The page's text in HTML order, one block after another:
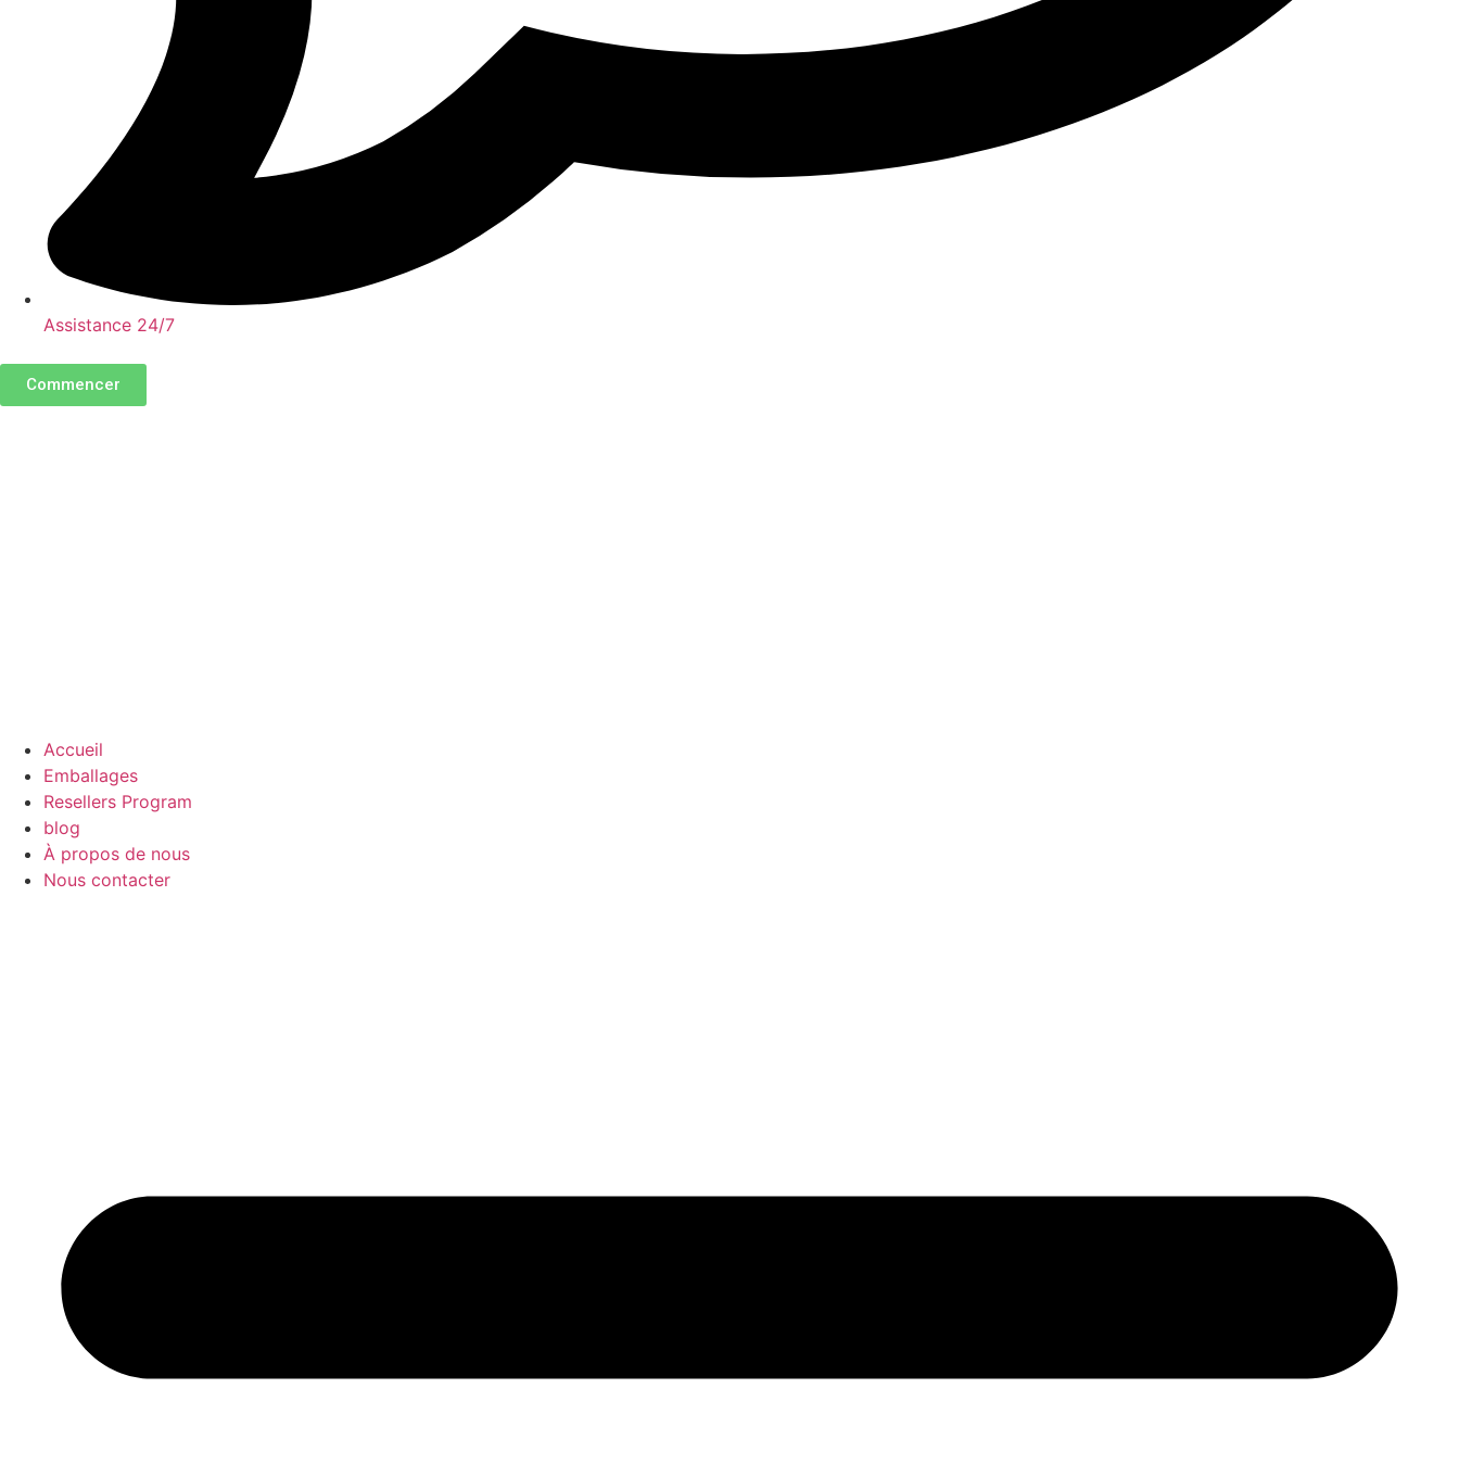
Assistance 24/7
Commencer
Accueil
Emballages
Resellers Program
blog
À propos de nous
Nous contacter